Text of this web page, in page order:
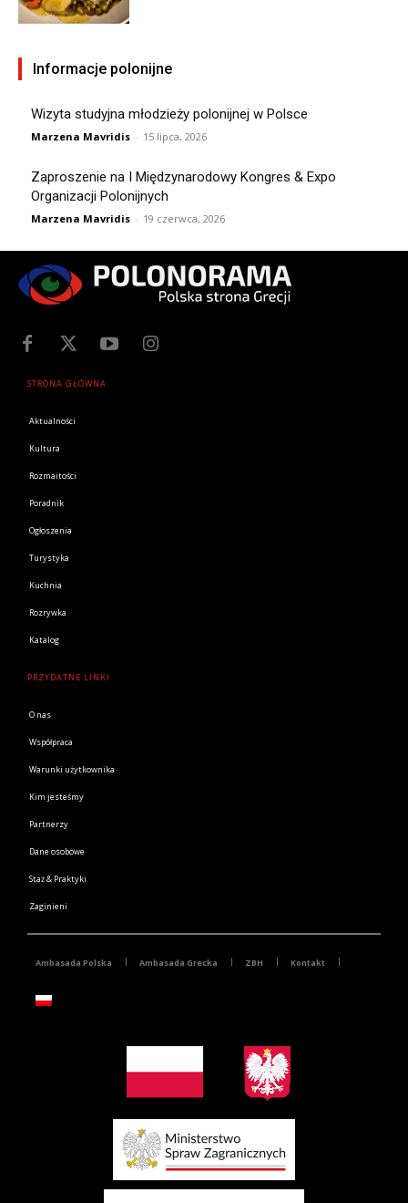
Informacje polonijne
Wizyta studyjna młodzieży polonijnej w Polsce
Marzena Mavridis - 15 lipca, 2026
Zaproszenie na I Międzynarodowy Kongres & Expo
Organizacji Polonijnych
Marzena Mavridis - 19 czerwca, 2026
STRONA GŁÓWNA
Aktualności
Kultura
Rozmaitości
Poradnik
Ogłoszenia
Turystyka
Kuchnia
Rozrywka
Katalog
PRZYDATNE LINKI
O nas
Współpraca
Warunki użytkownika
Kim jesteśmy
Partnerzy
Dane osobowe
Staż & Praktyki
Zaginieni
Ambasada Polska Ambasada Grecka ZBH Kontakt